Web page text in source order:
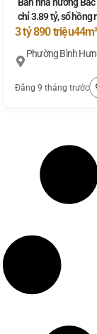
Bán nhà hướng
chỉ 3.89 tỷ, sổ hồng
3 tỷ 890 triệu
Phường Bình
Đăng 9 tháng trước